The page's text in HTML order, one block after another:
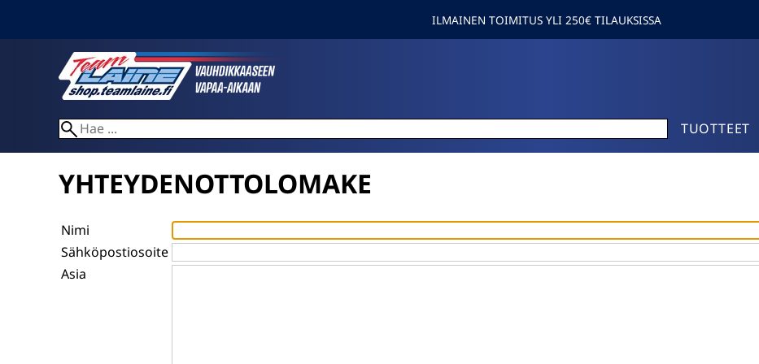
ILMAINEN TOIMITUS YLI 250€ TILAUKSISSA
TUOTTEET
YHTEYDENOTTOLOMAKE
Nimi
Sähköpostiosoite
Asia